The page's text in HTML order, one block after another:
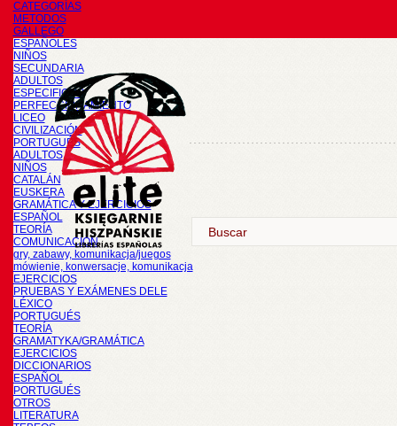
CATEGORÍAS
METODOS
GALLEGO
ESPAÑOLES
NIÑOS
SECUNDARIA
ADULTOS
ESPECIFICOS
PERFECCIONAMIENTO
LICEO
CIVILIZACIÓN
PORTUGUÉS
ADULTOS
NIÑOS
CATALÁN
EUSKERA
GRAMÁTICA Y EJERCICIOS
ESPAÑOL
TEORÍA
COMUNICACIÓN
gry, zabawy, komunikacja/juegos
mówienie, konwersacje, komunikacja
EJERCICIOS
PRUEBAS Y EXÁMENES DELE
LÉXICO
PORTUGUÉS
TEORÍA
GRAMATYKA/GRAMÁTICA
EJERCICIOS
DICCIONARIOS
ESPAÑOL
PORTUGUÉS
OTROS
LITERATURA